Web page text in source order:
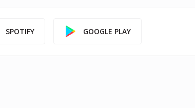
SPOTIFY GOOGLE PLAY